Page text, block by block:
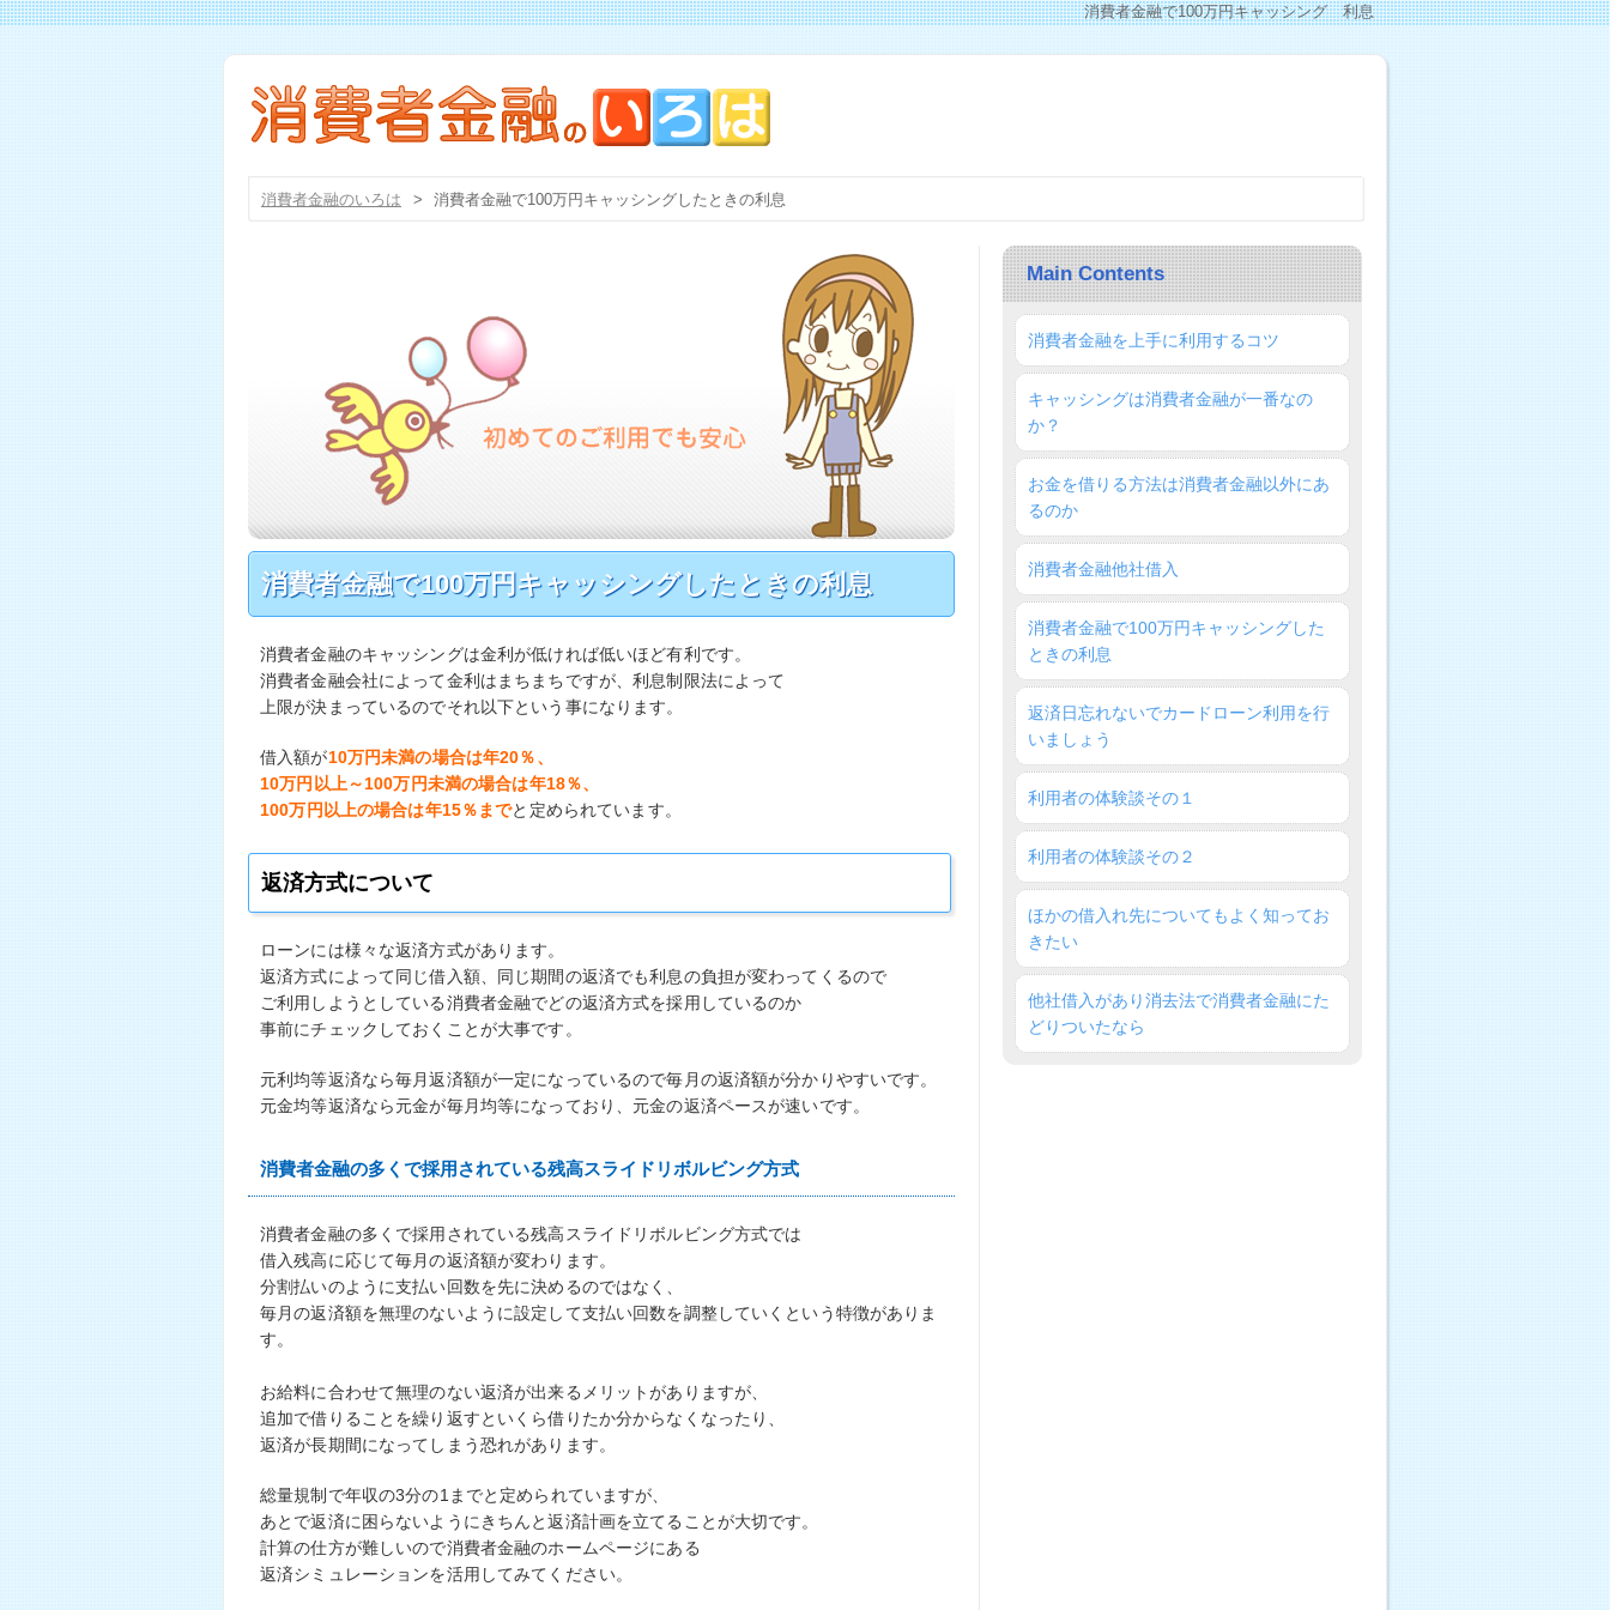
消費者金融で100万円キャッシング 利息
消費者金融のいろは > 消費者金融で100万円キャッシングしたときの利息
消費者金融で100万円キャッシングしたときの利息
消費者金融のキャッシングは金利が低ければ低いほど有利です。
消費者金融会社によって金利はまちまちですが、利息制限法によって
上限が決まっているのでそれ以下という事になります。
借入額が10万円未満の場合は年20％、
10万円以上～100万円未満の場合は年18％、
100万円以上の場合は年15％までと定められています。
返済方式について
ローンには様々な返済方式があります。
返済方式によって同じ借入額、同じ期間の返済でも利息の負担が変わってくるので
ご利用しようとしている消費者金融でどの返済方式を採用しているのか
事前にチェックしておくことが大事です。
元利均等返済なら毎月返済額が一定になっているので毎月の返済額が分かりやすいです。
元金均等返済なら元金が毎月均等になっており、元金の返済ペースが速いです。
消費者金融の多くで採用されている残高スライドリボルビング方式
消費者金融の多くで採用されている残高スライドリボルビング方式では
借入残高に応じて毎月の返済額が変わります。
分割払いのように支払い回数を先に決めるのではなく、
毎月の返済額を無理のないように設定して支払い回数を調整していくという特徴がありま
す。
お給料に合わせて無理のない返済が出来るメリットがありますが、
追加で借りることを繰り返すといくら借りたか分からなくなったり、
返済が長期間になってしまう恐れがあります。
総量規制で年収の3分の1までと定められていますが、
あとで返済に困らないようにきちんと返済計画を立てることが大切です。
計算の仕方が難しいので消費者金融のホームページにある
返済シミュレーションを活用してみてください。
Main Contents
消費者金融を上手に利用するコツ
キャッシングは消費者金融が一番なの
か？
お金を借りる方法は消費者金融以外にあ
るのか
消費者金融他社借入
消費者金融で100万円キャッシングした
ときの利息
返済日忘れないでカードローン利用を行
いましょう
利用者の体験談その１
利用者の体験談その２
ほかの借入れ先についてもよく知ってお
きたい
他社借入があり消去法で消費者金融にた
どりついたなら